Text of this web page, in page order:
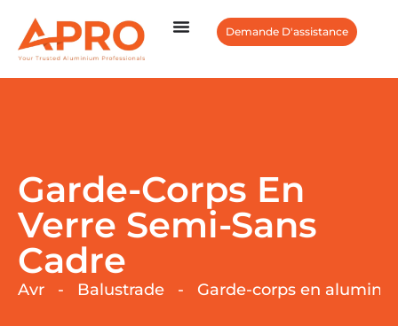
Demande D'assistance
Garde-Corps En
Verre Semi-Sans
Cadre
Avr - Balustrade - Garde-corps en